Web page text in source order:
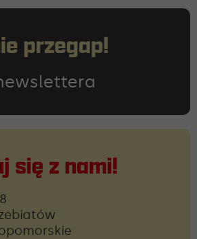
przegap!
się z nami!